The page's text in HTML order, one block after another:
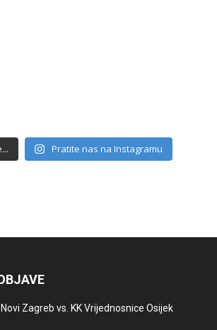
Pratite nas na Instagramu
Zagreb vs. KK Vrijednosnice Osijek